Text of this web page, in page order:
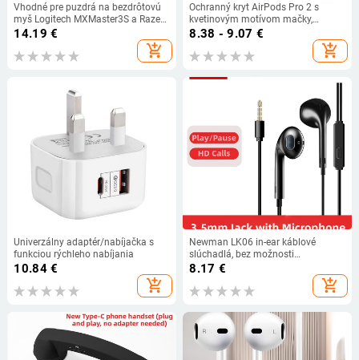
Vhodné pre puzdrá na bezdrôtovú
myš Logitech MXMaster3S a Razer
Viper V3Pro.
14.19 €
add_shopping_cart
Ochranný kryt AirPods Pro 2 s
kvetinovým motívom mačky,
kompatibilný s Apple 2./3.
8.38 - 9.07 €
add_shopping_cart
Univerzálny adaptér/nabíjačka s
funkciou rýchleho nabíjania
10.84€
add_shopping_cart
Newman LK06 in-ear káblové
slúchadlá, bez možnosti
prispôsobenia
8.17 €
add_shopping_cart